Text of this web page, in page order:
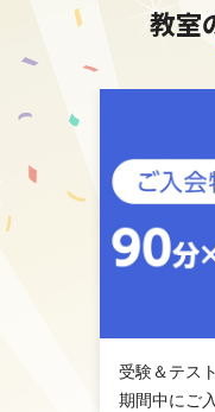
教室
受験＆テス
期間中にご